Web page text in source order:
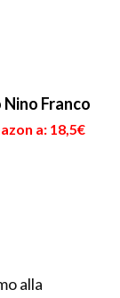
Franco
a: 18,5€
alla